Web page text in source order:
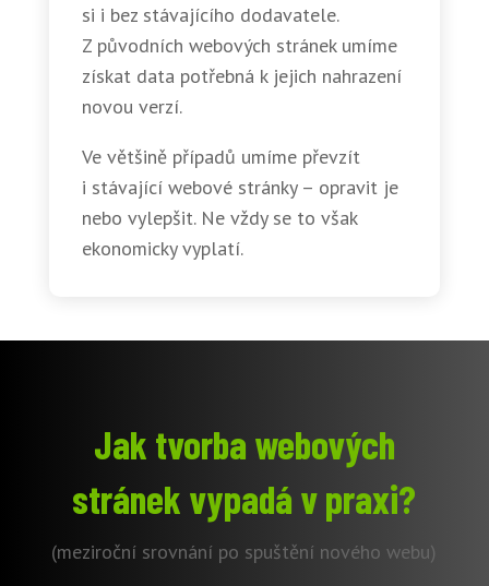
si i bez stávajícího dodavatele.
Z původních webových stránek umíme
získat data potřebná k jejich nahrazení
novou verzí.
Ve většině případů umíme převzít
i stávající webové stránky – opravit je
nebo vylepšit. Ne vždy se to však
ekonomicky vyplatí.
Jak tvorba webových
stránek vypadá v praxi?
(meziroční srovnání po spuštění nového webu)